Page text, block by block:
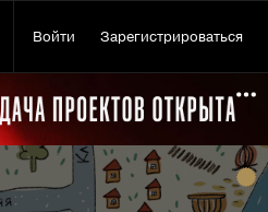
Войти Зарегистрироваться